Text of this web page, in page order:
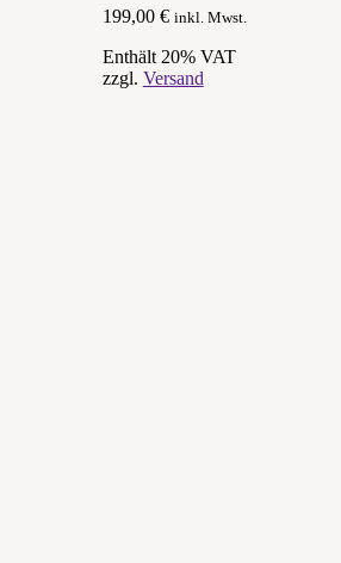
199,00 € inkl. Mwst.
Enthält 20% VAT
zzgl. Versand